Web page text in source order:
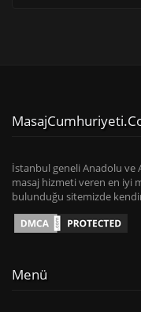
İstanbul geneli Anadolu ve
masaj hizmeti veren en iyi
bulunduğu sitemizde
Menü